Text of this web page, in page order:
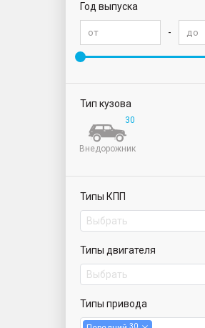
Год выпуска
-
Тип кузова
30
Внедорожник
Типы КПП
Выбрать
Типы двигателя
Выбрать
Типы привода
30